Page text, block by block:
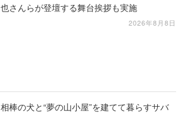
也さんらが登壇する舞台挨拶も実施
2026年8月8日
相棒の犬と“夢の山小屋”を建てて暮らすサバ